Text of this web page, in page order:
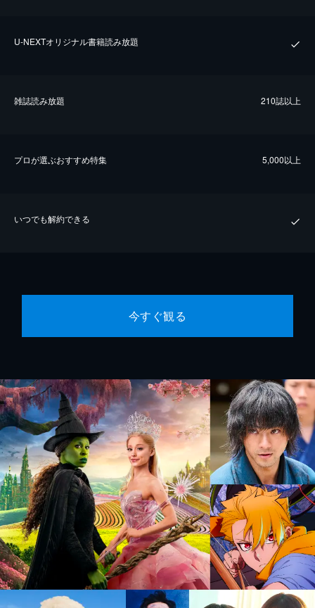
U-NEXTオリジナル書籍読み放題
雑誌読み放題 210誌以上
プロが選ぶおすすめ特集 5,000以上
いつでも解約できる
今すぐ観る